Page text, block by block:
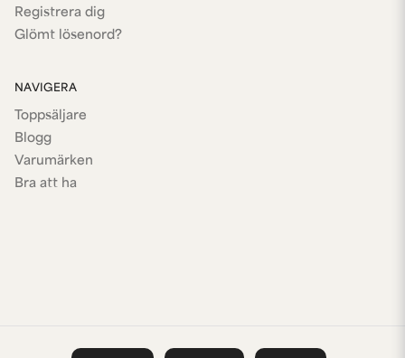
Registrera dig
Glömt lösenord?
NAVIGERA
Toppsäljare
Blogg
Varumärken
Bra att ha